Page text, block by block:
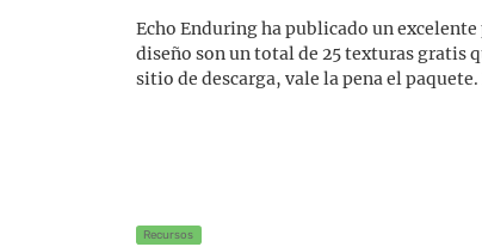
Echo Enduring ha publicado un
diseño son un total de 25 texturas gratis
sitio de descarga, vale la pena el
Recursos